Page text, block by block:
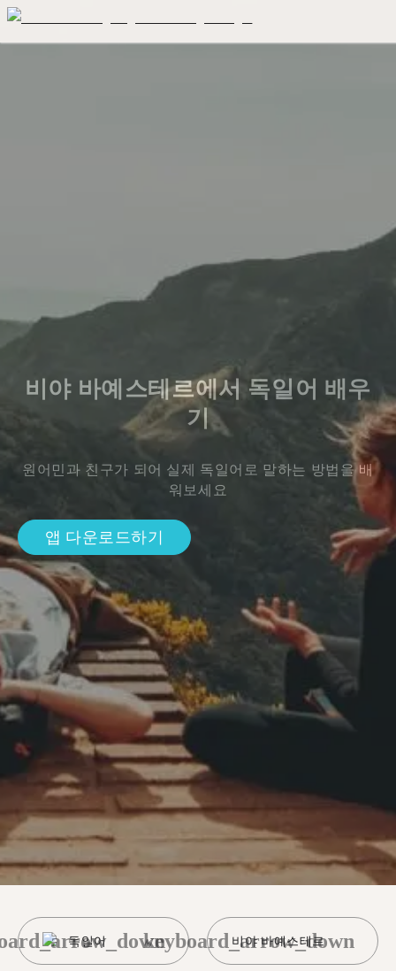
비야 바예스테르에서 독일어 배우
기
원어민과 친구가 되어 실제 독일어로 말하는 방법을 배
워보세요
앱 다운로드하기
독일어 비야 바예스테르
keyboard_arrow_down